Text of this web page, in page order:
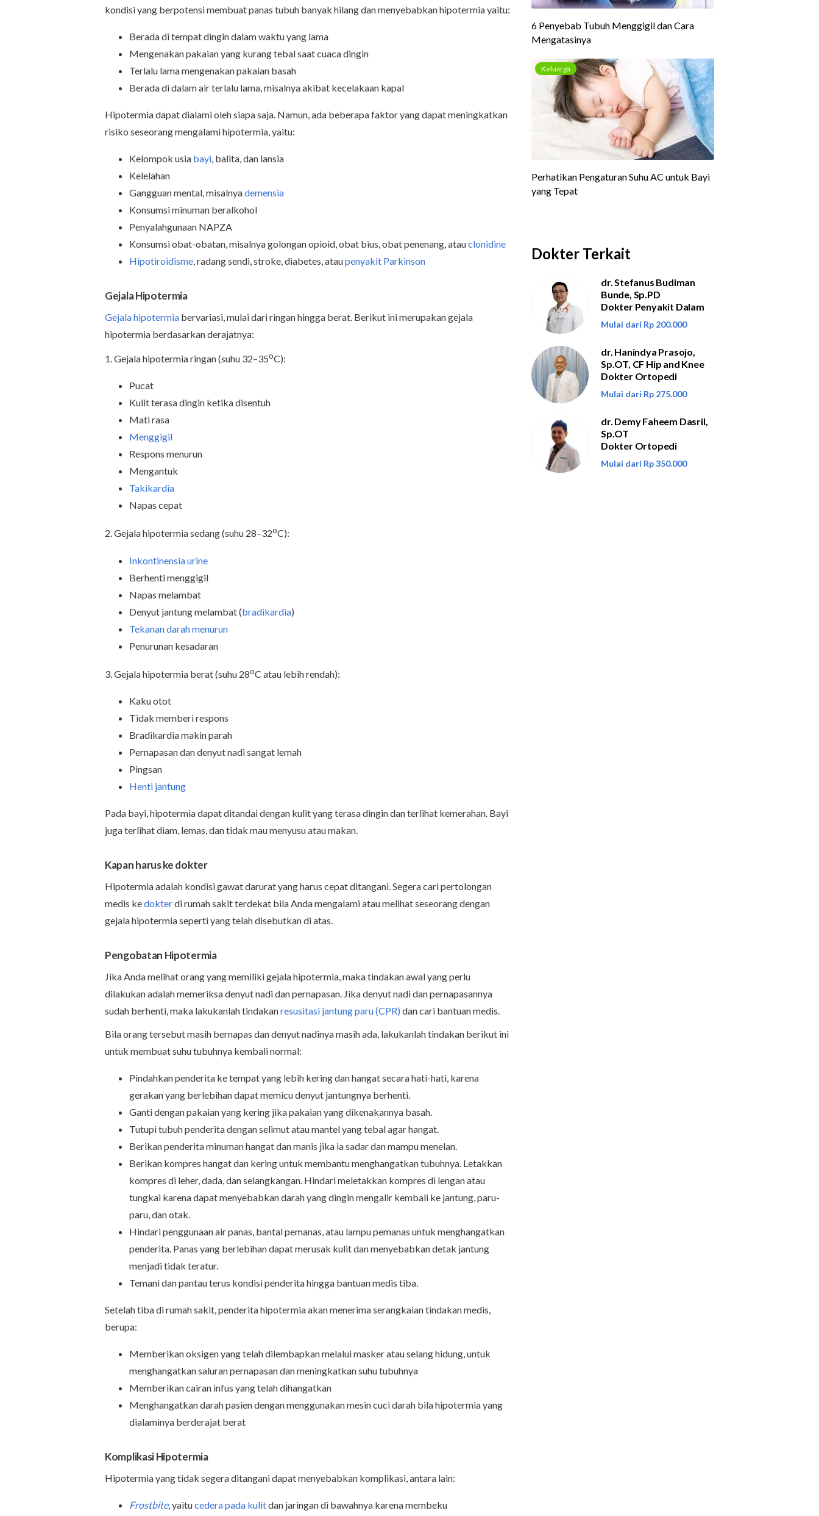
kondisi yang berpotensi membuat panas tubuh banyak hilang dan menyebabkan hipotermia yaitu:
Berada di tempat dingin dalam waktu yang lama
Mengenakan pakaian yang kurang tebal saat cuaca dingin
Terlalu lama mengenakan pakaian basah
Berada di dalam air terlalu lama, misalnya akibat kecelakaan kapal
Hipotermia dapat dialami oleh siapa saja. Namun, ada beberapa faktor yang dapat meningkatkan
risiko seseorang mengalami hipotermia, yaitu:
Kelompok usia bayi, balita, dan lansia
Kelelahan
Gangguan mental, misalnyademensia
Konsumsi minuman beralkohol
Penyalahgunaan NAPZA
Konsumsi obat-obatan, misalnya golongan opioid, obat bius, obat penenang, atauclonidine
Hipotiroidisme, radang sendi, stroke, diabetes, ataupenyakit Parkinson
Gejala Hipotermia
Gejala hipotermia bervariasi, mulai dari ringan hingga berat. Berikut ini merupakan gejala
hipotermia berdasarkan derajatnya:
1. Gejala hipotermia ringan (suhu 32–35oC):
Pucat
Kulit terasa dingin ketika disentuh
Mati rasa
Menggigil
Respons menurun
Mengantuk
Takikardia
Napas cepat
2. Gejala hipotermia sedang (suhu 28–32oC):
Inkontinensia urine
Berhenti menggigil
Napas melambat
Denyut jantung melambat (bradikardia)
Tekanan darah menurun
Penurunan kesadaran
3. Gejala hipotermia berat (suhu 28oC atau lebih rendah):
Kaku otot
Tidak memberi respons
Bradikardia makin parah
Pernapasan dan denyut nadi sangat lemah
Pingsan
Henti jantung
Pada bayi, hipotermia dapat ditandai dengan kulit yang terasa dingin dan terlihat kemerahan. Bayi
juga terlihat diam, lemas, dan tidak mau menyusu atau makan.
Kapan harus ke dokter
Hipotermia adalah kondisi gawat darurat yang harus cepat ditangani. Segera cari pertolongan
medis kedokterdi rumah sakit terdekat bila Anda mengalami atau melihat seseorang dengan
gejala hipotermia seperti yang telah disebutkan di atas.
Pengobatan Hipotermia
Jika Anda melihat orang yang memiliki gejala hipotermia, maka tindakan awal yang perlu
dilakukan adalah memeriksa denyut nadi dan pernapasan. Jika denyut nadi dan pernapasannya
sudah berhenti, maka lakukanlah tindakanresusitasi jantung paru (CPR) dan cari bantuan medis.
Bila orang tersebut masih bernapas dan denyut nadinya masih ada, lakukanlah tindakan berikut ini
untuk membuat suhu tubuhnya kembali normal:
Pindahkan penderita ke tempat yang lebih kering dan hangat secara hati-hati, karena
gerakan yang berlebihan dapat memicu denyut jantungnya berhenti.
Ganti dengan pakaian yang kering jika pakaian yang dikenakannya basah.
Tutupi tubuh penderita dengan selimut atau mantel yang tebal agar hangat.
Berikan penderita minuman hangat dan manis jika ia sadar dan mampu menelan.
Berikan kompres hangat dan kering untuk membantu menghangatkan tubuhnya. Letakkan
kompres di leher, dada, dan selangkangan. Hindari meletakkan kompres di lengan atau
tungkai karena dapat menyebabkan darah yang dingin mengalir kembali ke jantung, paru-
paru, dan otak.
Hindari penggunaan air panas, bantal pemanas, atau lampu pemanas untuk menghangatkan
penderita. Panas yang berlebihan dapat merusak kulit dan menyebabkan detak jantung
menjadi tidak teratur.
Temani dan pantau terus kondisi penderita hingga bantuan medis tiba.
Setelah tiba di rumah sakit, penderita hipotermia akan menerima serangkaian tindakan medis,
berupa:
Memberikan oksigen yang telah dilembapkan melalui masker atau selang hidung, untuk
menghangatkan saluran pernapasan dan meningkatkan suhu tubuhnya
Memberikan cairan infus yang telah dihangatkan
Menghangatkan darah pasien dengan menggunakan mesin cuci darah bila hipotermia yang
dialaminya berderajat berat
Komplikasi Hipotermia
Hipotermia yang tidak segera ditangani dapat menyebabkan komplikasi, antara lain:
Frostbite, yaitucedera pada kulitdan jaringan di bawahnya karena membeku
Dokter Terkait